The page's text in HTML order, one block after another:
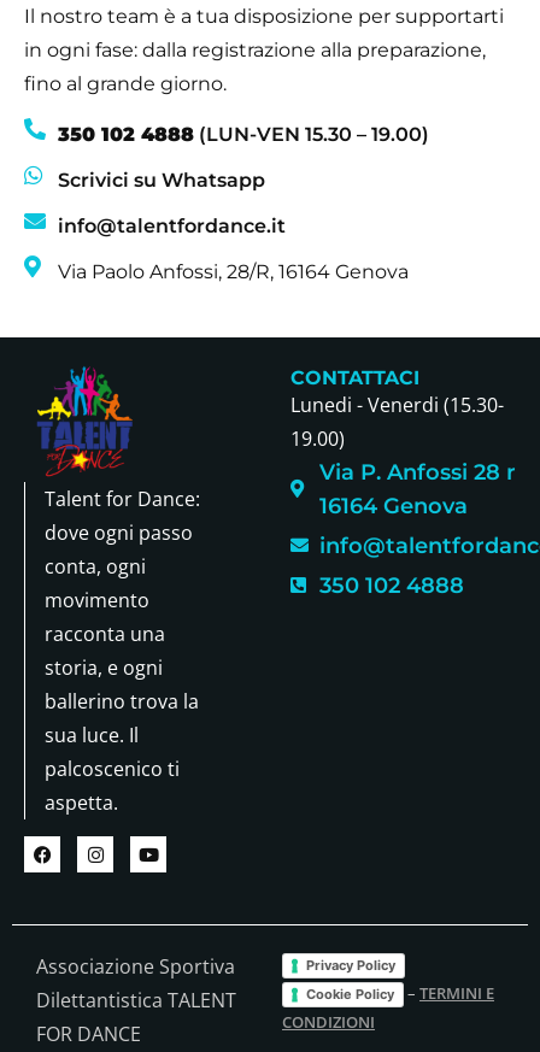
Il nostro team è a tua disposizione per supportarti
in ogni fase: dalla registrazione alla preparazione,
fino al grande giorno.
350 102 4888(LUN-VEN 15.30 – 19.00)
Scrivici su Whatsapp
info@talentfordance.it
Via Paolo Anfossi, 28/R, 16164 Genova
Talent for Dance:
dove ogni passo
conta, ogni
movimento
racconta una
storia, e ogni
ballerino trova la
sua luce. Il
palcoscenico ti
aspetta.
CONTATTACI
Lunedi - Venerdi (15.30-
19.00)
Via P. Anfossi 28 r
16164 Genova
350 102 4888
Associazione Sportiva
Dilettantistica TALENT
FOR DANCE
Privacy Policy
Cookie Policy
– TERMINI E
CONDIZIONI